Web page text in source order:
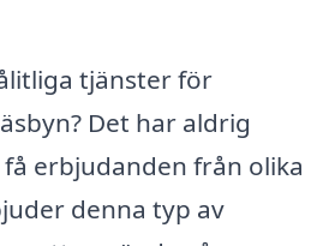
tjänster för
Det har aldrig
erbjudanden från olika
denna typ av